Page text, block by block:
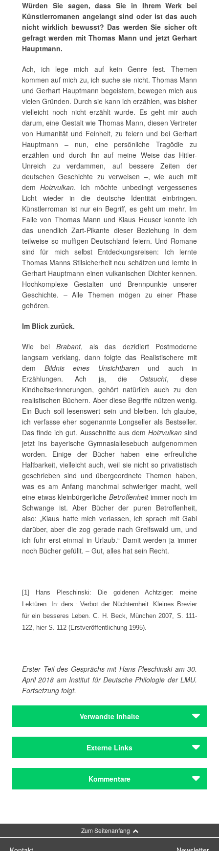
Würden Sie sagen, dass Sie in Ihrem Werk bei
Künstlerromanen angelangt sind oder ist das auch
nicht wirklich bewusst? Das werden Sie sicher oft
gefragt werden mit Thomas Mann und jetzt Gerhart
Hauptmann.
Ach, ich lege mich auf kein Genre fest. Themen
kommen auf mich zu, ich suche sie nicht. Thomas Mann
und Gerhart Hauptmann begeistern, bewegen mich aus
vielen Gründen. Durch sie kann ich erzählen, was bisher
vielleicht noch nicht erzählt wurde. Es geht mir auch
darum, eine Gestalt wie Thomas Mann, diesen Vertreter
von Humanität und Feinheit, zu feiern und bei Gerhart
Hauptmann – nun, eine persönliche Tragödie zu
erzählen und durch ihn auf meine Weise das Hitler-
Unreich zu verdammen, auf bessere Zeiten der
deutschen Geschichte zu verweisen –, wie auch mit
demHolzvulkan. Ich möchte unbedingt vergessenes
Licht wieder in die deutsche Identität einbringen.
Künstlerroman ist nur ein Begriff, es geht um mehr. Im
Falle von Thomas Mann und Klaus Heuser konnte ich
das unendlich Zart-Pikante dieser Beziehung in dem
teilweise so muffigen Deutschland feiern. Und Romane
sind für mich selbst Entdeckungsreisen: Ich lernte
Thomas Manns Stilsicherheit neu schätzen und lernte in
Gerhart Hauptmann einen vulkanischen Dichter kennen.
Hochkomplexe Gestalten und Brennpunkte unserer
Geschichte. – Alle Themen mögen zu einer Phase
gehören.
Im Blick zurück.
Wie bei Brabant, als das dezidiert Postmoderne
langsam verklang, dann folgte das Realistischere mit
dem Bildnis eines Unsichtbarenund auch in
Erzählungen. Ach ja, die Ostsucht, diese
Kindheitserinnerungen, gehört natürlich auch zu den
realistischen Büchern. Aber diese Begriffe nützen wenig.
Ein Buch soll lesenswert sein und bleiben. Ich glaube,
ich verfasse eher sogenannte Longseller als Bestseller.
Das finde ich gut. Ausschnitte aus dem Holzvulkansind
jetzt ins bayerische Gymnasiallesebuch aufgenommen
worden. Einige der Bücher haben eine erfreuliche
Haltbarkeit, vielleicht auch, weil sie nicht so privatistisch
geschrieben sind und übergeordnete Themen haben,
was es am Anfang manchmal schwieriger macht, weil
eine etwas kleinbürgerliche Betroffenheitimmer noch im
Schwange ist. Aber Bücher der puren Betroffenheit,
also: „Klaus hatte mich verlassen, ich sprach mit Gabi
darüber, aber die zog gerade nach Greifswald um, und
ich fuhr erst einmal in Urlaub.“ Damit werden ja immer
noch Bücher gefüllt. – Gut, alles hat sein Recht.
[1] Hans Pleschinski: Die goldenen Achtziger: meine
Lektüren. In: ders.: Verbot der Nüchternheit. Kleines Brevier
für ein besseres Leben. C. H. Beck, München 2007, S. 111-
122, hier S. 112 (Erstveröffentlichung 1995).
Erster Teil des Gesprächs mit Hans Pleschinski am 30.
April 2018 am Institut für Deutsche Philologie der LMU.
Fortsetzung folgt.
Verwandte Inhalte
Henscheid, Eckhard
Mann, Thomas
Pleschinski, Hans
Süskind, Patrick
Walser, Martin
Mann, Thomas
Pleschinski, Hans
Externe Links
Hans Pleschinski im Verlag C. H. Beck
Kommentare
Zum Seitenanfang